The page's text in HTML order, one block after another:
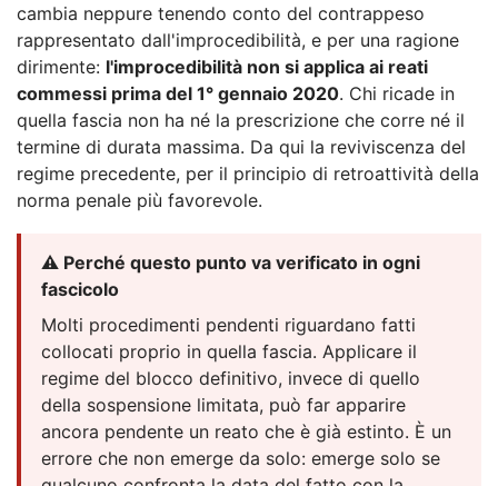
cambia neppure tenendo conto del contrappeso
rappresentato dall'improcedibilità, e per una ragione
dirimente: l'improcedibilità non si applica ai reati
commessi prima del 1° gennaio 2020. Chi ricade in
quella fascia non ha né la prescrizione che corre né il
termine di durata massima. Da qui la reviviscenza del
regime precedente, per il principio di retroattività della
norma penale più favorevole.
⚠️ Perché questo punto va verificato in ogni
fascicolo
Molti procedimenti pendenti riguardano fatti
collocati proprio in quella fascia. Applicare il
regime del blocco definitivo, invece di quello
della sospensione limitata, può far apparire
ancora pendente un reato che è già estinto. È un
errore che non emerge da solo: emerge solo se